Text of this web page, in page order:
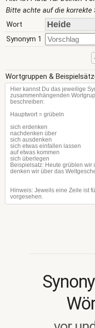
Bitte achte auf die korrekte
Wort
Synonym 1
Wortgruppen &